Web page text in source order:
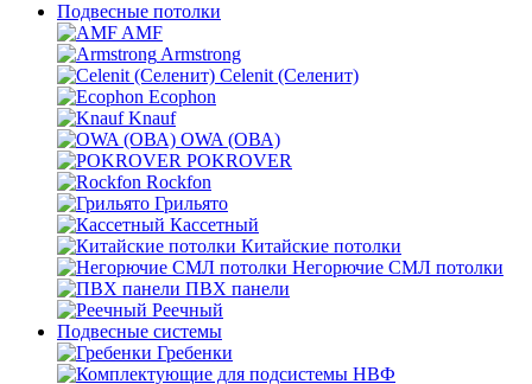
Подвесные потолки
AMF
Armstrong
Celenit (Селенит)
Ecophon
Knauf
OWA (ОВА)
POKROVER
Rockfon
Грильято
Кассетный
Китайские потолки
Негорючие СМЛ потолки
ПВХ панели
Реечный
Подвесные системы
Гребенки